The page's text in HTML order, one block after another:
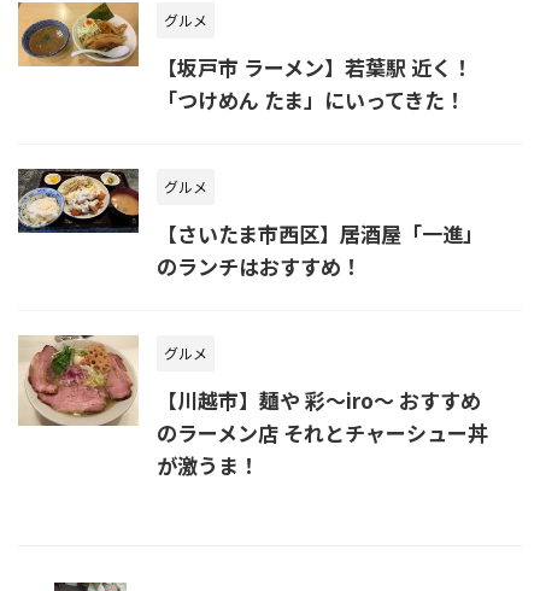
グルメ
【坂戸市 ラーメン】若葉駅 近く！
「つけめん たま」にいってきた！
グルメ
【さいたま市西区】居酒屋「一進」
のランチはおすすめ！
グルメ
【川越市】麺や 彩～iro～ おすすめ
のラーメン店 それとチャーシュー丼
が激うま！